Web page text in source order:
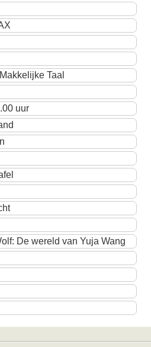
Taal
uur
De wereld van Yuja Wang